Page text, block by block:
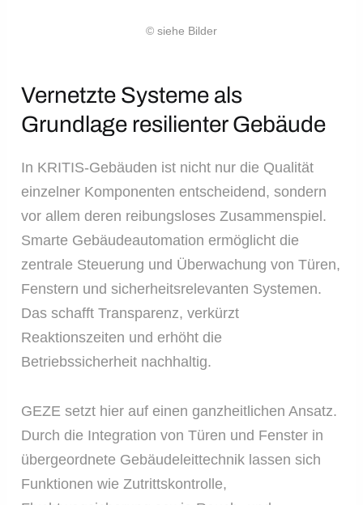
© siehe Bilder
Vernetzte Systeme als
Grundlage resilienter Gebäude
In KRITIS-Gebäuden ist nicht nur die Qualität
einzelner Komponenten entscheidend, sondern
vor allem deren reibungsloses Zusammenspiel.
Smarte Gebäudeautomation ermöglicht die
zentrale Steuerung und Überwachung von Türen,
Fenstern und sicherheitsrelevanten Systemen.
Das schafft Transparenz, verkürzt
Reaktionszeiten und erhöht die
Betriebssicherheit nachhaltig.
GEZE setzt hier auf einen ganzheitlichen Ansatz.
Durch die Integration von Türen und Fenster in
übergeordnete Gebäudeleittechnik lassen sich
Funktionen wie Zutrittskontrolle,